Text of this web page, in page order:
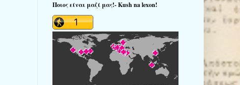
Ποιος είναι μαζί μας!- Kush na lexon!